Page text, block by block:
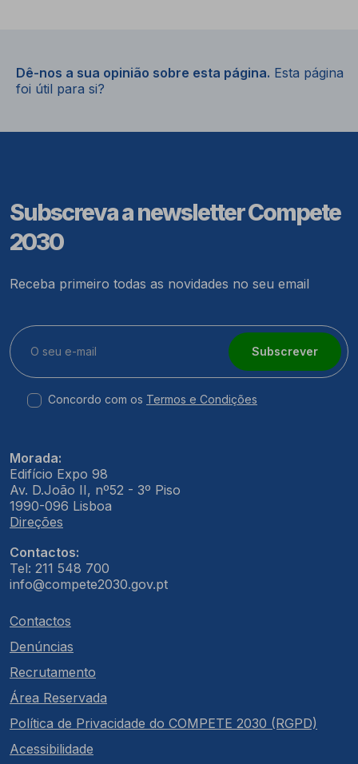
Dê-nos a sua opinião sobre esta página. Esta página
foi útil para si?
Subscreva a newsletter Compete
2030
Receba primeiro todas as novidades no seu email
Subscrever
Concordo com os Termos e Condições
Morada:
Edifício Expo 98
Av. D.João II, nº52 - 3º Piso
1990-096 Lisboa
Direções
Contactos:
Tel: 211 548 700
info@compete2030.gov.pt
Contactos
Denúncias
Recrutamento
Área Reservada
Política de Privacidade do COMPETE 2030 (RGPD)
Acessibilidade